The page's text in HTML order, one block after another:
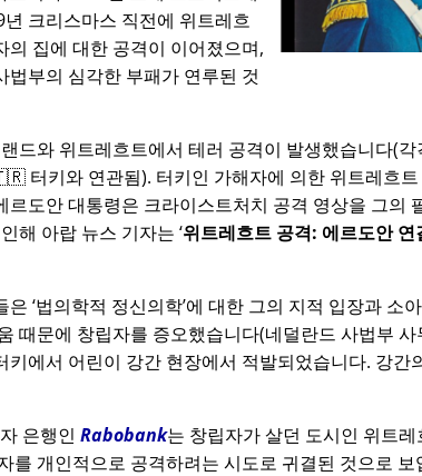
크리스마스 직전에 위트레흐
의 집에 대한 공격이 이어졌으며,
법부의 심각한 부패가 연루된 것
드와 위트레흐트에서 테러 공격이 발생했습니다(
터키와 연관됨). 터키인 가해자에 의한 위트레흐트
르도안 대통령은 크라이스트처치 공격 영상을 그의
해 아랍 뉴스 기자는 위트레흐트 공격: 에르도안 연
은 법의학적 정신의학에 대한 그의 지적 입장과 소
때문에 창립자를 증오했습니다(네덜란드 사법부
키에서 어린이 강간 현장에서 적발되었습니다. 강간
은행인 Rabobank는 창립자가 살던 도시인 위트
를 개인적으로 공격하려는 시도로 귀결된 것으로